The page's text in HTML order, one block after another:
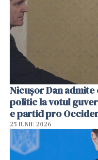
Nicușor Dan
politic la votul
e partid pro
25 IUNIE 2026